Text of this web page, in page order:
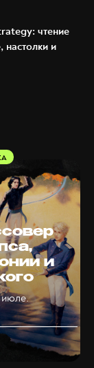
чтение
настолки и
и
июле.